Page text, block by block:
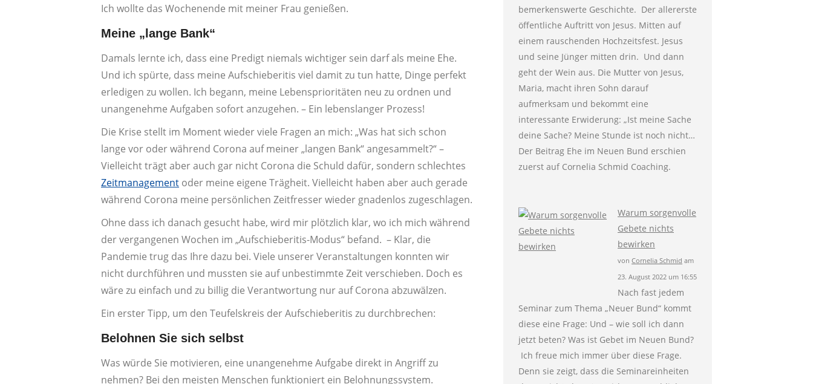
Ich wollte das Wochenende mit meiner Frau genießen.
Meine „lange Bank“
Damals lernte ich, dass eine Predigt niemals wichtiger sein darf als meine Ehe.
Und ich spürte, dass meine Aufschieberitis viel damit zu tun hatte, Dinge perfekt
erledigen zu wollen. Ich begann, meine Lebensprioritäten neu zu ordnen und
unangenehme Aufgaben sofort anzugehen. – Ein lebenslanger Prozess!
Die Krise stellt im Moment wieder viele Fragen an mich: „Was hat sich schon
lange vor oder während Corona auf meiner „langen Bank“ angesammelt?“ –
Vielleicht trägt aber auch gar nicht Corona die Schuld dafür, sondern schlechtes
Zeitmanagement oder meine eigene Trägheit. Vielleicht haben aber auch gerade
während Corona meine persönlichen Zeitfresser wieder gnadenlos zugeschlagen.
Ohne dass ich danach gesucht habe, wird mir plötzlich klar, wo ich mich während
der vergangenen Wochen im „Aufschieberitis-Modus“ befand. – Klar, die
Pandemie trug das Ihre dazu bei. Viele unserer Veranstaltungen konnten wir
nicht durchführen und mussten sie auf unbestimmte Zeit verschieben. Doch es
wäre zu einfach und zu billig die Verantwortung nur auf Corona abzuwälzen.
Ein erster Tipp, um den Teufelskreis der Aufschieberitis zu durchbrechen:
Belohnen Sie sich selbst
Was würde Sie motivieren, eine unangenehme Aufgabe direkt in Angriff zu
nehmen? Bei den meisten Menschen funktioniert ein Belohnungssystem.
bemerkenswerte Geschichte. Der allererste
öffentliche Auftritt von Jesus. Mitten auf
einem rauschenden Hochzeitsfest. Jesus
und seine Jünger mitten drin. Und dann
geht der Wein aus. Die Mutter von Jesus,
Maria, macht ihren Sohn darauf
aufmerksam und bekommt eine
interessante Erwiderung: „Ist meine Sache
deine Sache? Meine Stunde ist noch nicht…
Der Beitrag Ehe im Neuen Bund erschien
zuerst auf Cornelia Schmid Coaching.
Warum sorgenvolle
Gebete nichts
bewirken
von Cornelia Schmid am
23. August 2022 um 16:55
Nach fast jedem
Seminar zum Thema „Neuer Bund“ kommt
diese eine Frage: Und – wie soll ich dann
jetzt beten? Was ist Gebet im Neuen Bund?
Ich freue mich immer über diese Frage.
Denn sie zeigt, dass die Seminareinheiten